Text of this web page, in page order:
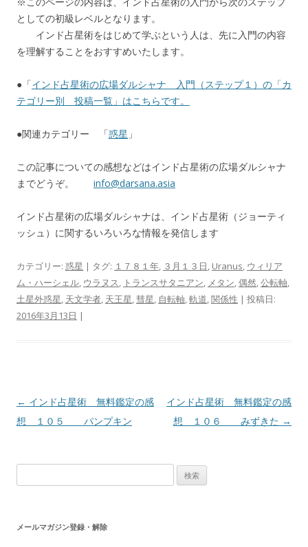
としての初級レベルとなります。
インド占星術をはじめて学ぶという人は、先に入門の内容
を理解することをおすすめいたします。
●「インド占星術の広場ダルシャナ 入門（ステップ１）の「カ
テゴリー別 投稿一覧」はこちらです。
●関連カテゴリー 「惑星 」
この記事についての感想などはインド占星術の広場ダルシャナ
までどうぞ。 info@darsana.asia
インド占星術の広場ダルシャナは、インド占星術（ジョーティ
ッシュ）に関するいろいろな情報を発信します
カテゴリー: 惑星 | タグ: １７８１年, ３月１３日, Uranus, ウィリア
ム・ハーシェル, ウラヌス, トランスサタニアン, メタン,偶然,公転軸,
土星外惑星, 天文学者, 天王星,彗星, 自転軸,軌道,関係性 | 投稿日:
2016年3月13日 |
投稿ナビゲーション
← インド占星術 無料鑑定の感
想 １０５ パンプキン
インド占星術 無料鑑定の感
想 １０６ みずきた →
メールマガジン登録・解除